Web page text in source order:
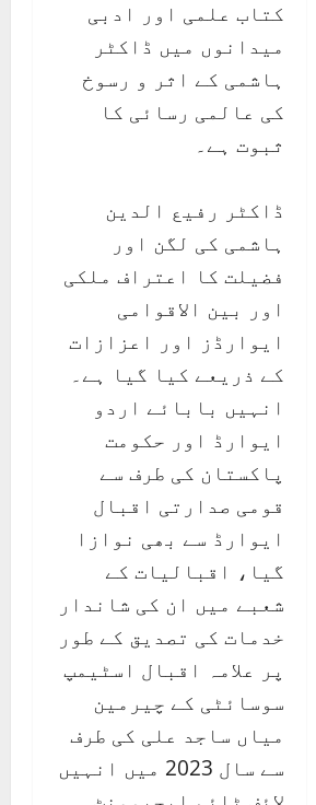
کتاب علمی اور ادبی
میدانوں میں ڈاکٹر
ہاشمی کے اثر و رسوخ
کی عالمی رسائی کا
ثبوت ہے۔
ڈاکٹر رفیع الدین
ہاشمی کی لگن اور
فضیلت کا اعتراف ملکی
اور بین الاقوامی
ایوارڈز اور اعزازات
کے ذریعے کیا گیا ہے۔
انہیں بابائے اردو
ایوارڈ اور حکومت
پاکستان کی طرف سے
قومی صدارتی اقبال
ایوارڈ سے بھی نوازا
گیا، اقبالیات کے
شعبے میں ان کی شاندار
خدمات کی تصدیق کے طور
پر علامہ اقبال اسٹیمپ
سوسائٹی کے چیرمین
میاں ساجد علی کی طرف
سے سال 2023 میں انہیں